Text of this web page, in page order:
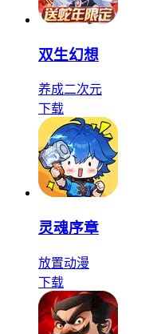
双生幻想
养成二次元
下载
灵魂序章
放置动漫
下载